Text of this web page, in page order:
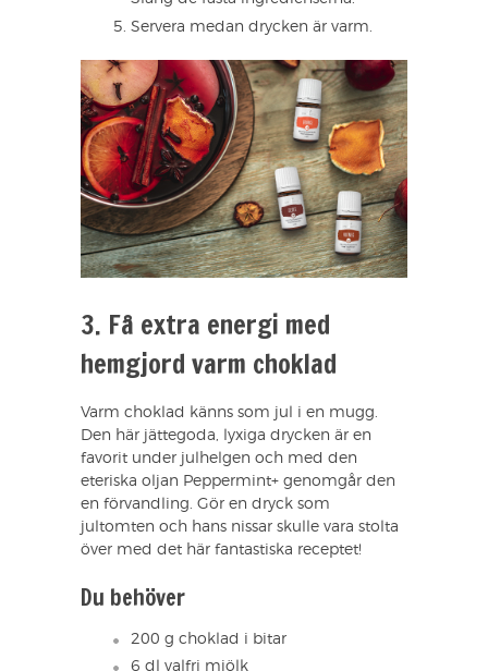
Servera medan drycken är varm.
3. Få extra energi med
hemgjord varm choklad
Varm choklad känns som jul i en mugg.
Den här jättegoda, lyxiga drycken är en
favorit under julhelgen och med den
eteriska oljan Peppermint+ genomgår den
en förvandling. Gör en dryck som
jultomten och hans nissar skulle vara stolta
över med det här fantastiska receptet!
Du behöver
200 g choklad i bitar
6 dl valfri mjölk